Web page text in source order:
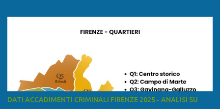
a est con le province di Pistoia e di Firenze, a sud con la provincia di
Lucca Ÿ la Versilia Ÿ la Media Valle del Serchio Ÿ la Garfagnana
Fonte: wikipedia Presenze mafiose e criminali (principali) Le
presenze mafiose in provincia sono assai rilevanti. Si segnala che
nella relazione del 2001 della Commissione parlamentare
DATI ACCADIMENTI CRIMINALI FIRENZE 2025 - ANALISI SU